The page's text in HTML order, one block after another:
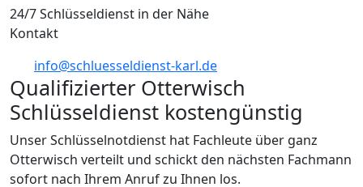
24/7 Schlüsseldienst in der Nähe
Kontakt
info@schluesseldienst-karl.de
Qualifizierter Otterwisch
Schlüsseldienst kostengünstig
Unser Schlüsselnotdienst hat Fachleute über ganz
Otterwisch verteilt und schickt den nächsten Fachmann
sofort nach Ihrem Anruf zu Ihnen los.